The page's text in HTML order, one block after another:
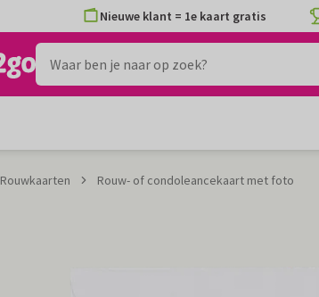
Nieuwe klant = 1e kaart gratis
Rouwkaarten Rouw- of condoleancekaart met foto